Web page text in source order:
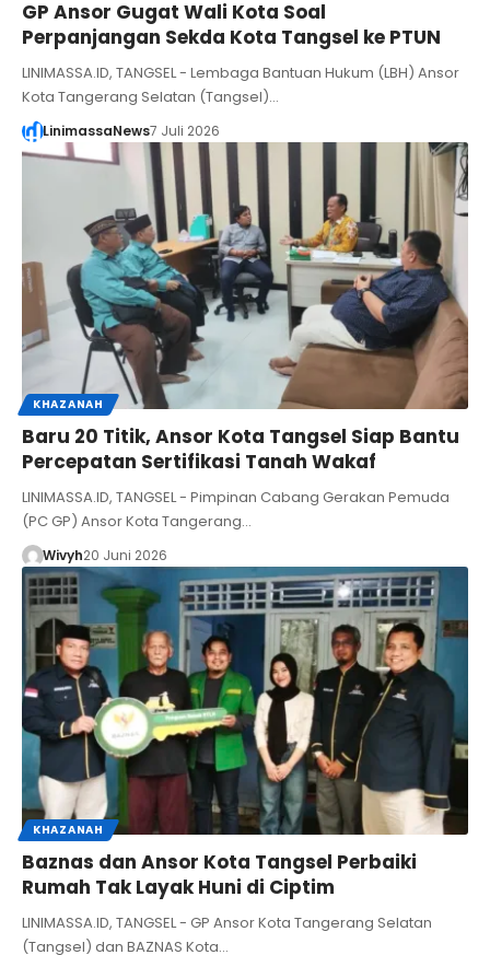
GP Ansor Gugat Wali Kota Soal
Perpanjangan Sekda Kota Tangsel ke PTUN
LINIMASSA.ID, TANGSEL - Lembaga Bantuan Hukum (LBH) Ansor
Kota Tangerang Selatan (Tangsel)…
LinimassaNews7 Juli 2026
KHAZANAH
Baru 20 Titik, Ansor Kota Tangsel Siap Bantu
Percepatan Sertifikasi Tanah Wakaf
LINIMASSA.ID, TANGSEL - Pimpinan Cabang Gerakan Pemuda
(PC GP) Ansor Kota Tangerang…
Wivyh20 Juni 2026
KHAZANAH
Baznas dan Ansor Kota Tangsel Perbaiki
Rumah Tak Layak Huni di Ciptim
LINIMASSA.ID, TANGSEL - GP Ansor Kota Tangerang Selatan
(Tangsel) dan BAZNAS Kota…